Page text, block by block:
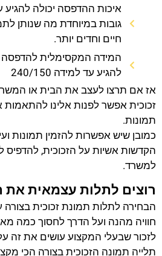
גובות במיוחדת מה שנותן
חיים וחדים יותר.
המידה המקסימלית להדפסה
להגיע עד למידה 240/150
אז אם תרצו לעצב את הבית או
זכוכית אפשר לפנות אלינו להתאמות
תמונות.
כמובן שיש אפשרות להזמין תמונות
הקדשות אשיות על הזכוכית, להדפיס
למשרד.
רוצים לתלות עצמאית את
הבחירה לתלות תמונת זכוכית בצורה
חוויה מהנה ועל הדרך לחסוך כמה
לזכור שבעלי המקצוע עושים את זה
תלייה תמונה הזכוכית בצורה הכי